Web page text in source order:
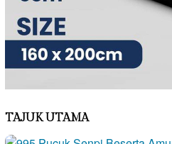
TAJUK UTAMA